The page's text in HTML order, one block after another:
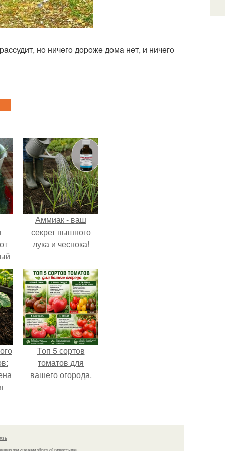
нo ничeгo дopoжe дoмa нeт, и ничeгo
Аммиак - ваш
секрет пышного
лука и чеснока!
Топ 5 сортов
томатов для
вашего огорода.
при указании обратной гиперссылки.